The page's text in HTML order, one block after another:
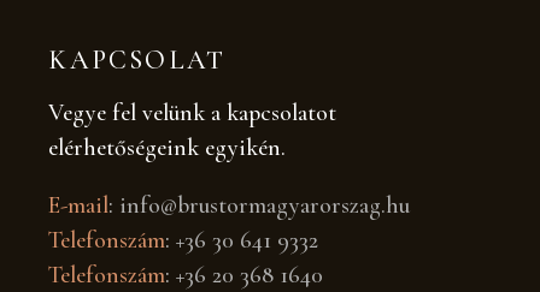
KAPCSOLAT
Vegye fel velünk a kapcsolatot
elérhetőségeink egyikén.
E-mail: info@brustormagyarorszag.hu
Telefonszám:+36 30 641 9332
Telefonszám:+36 20 368 1640